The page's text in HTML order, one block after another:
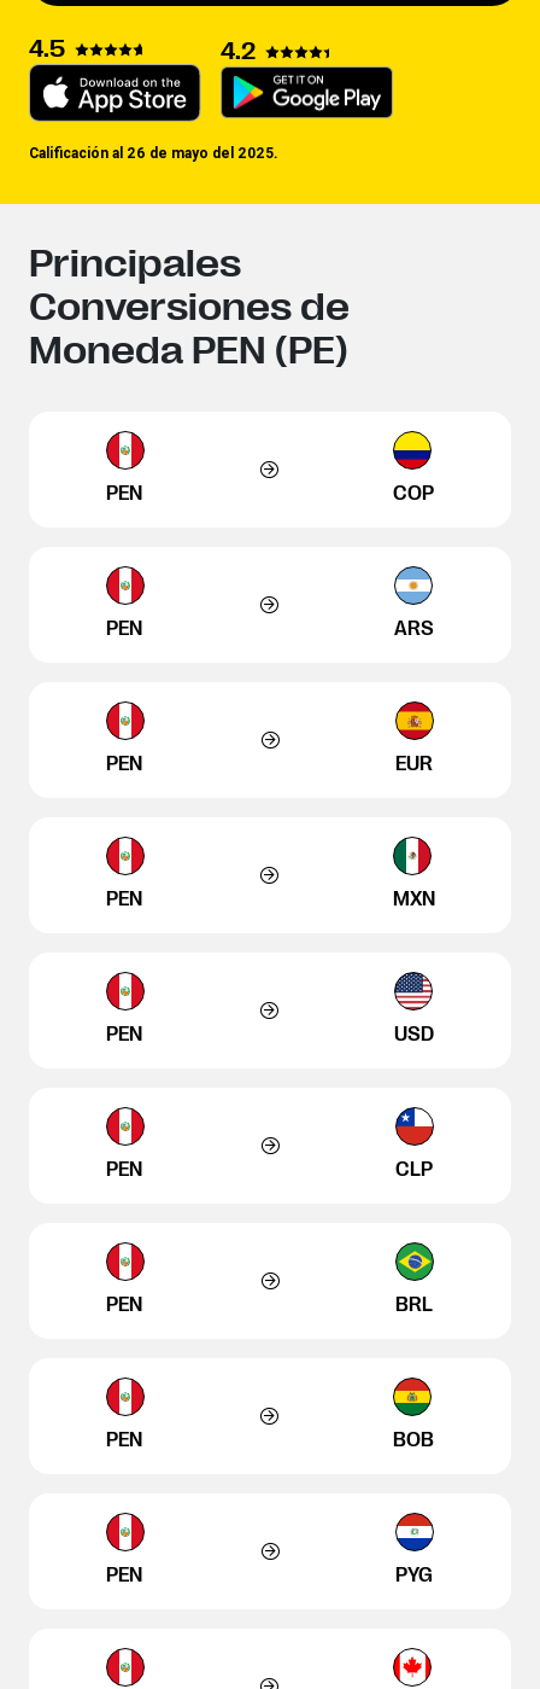
4.5 4.2
Calificación al 26 de mayo del 2025.
Principales
Conversiones de
Moneda PEN (PE)
PEN COP
PEN ARS
PEN EUR
PEN MXN
PEN USD
PEN CLP
PEN BRL
PEN BOB
PEN PYG